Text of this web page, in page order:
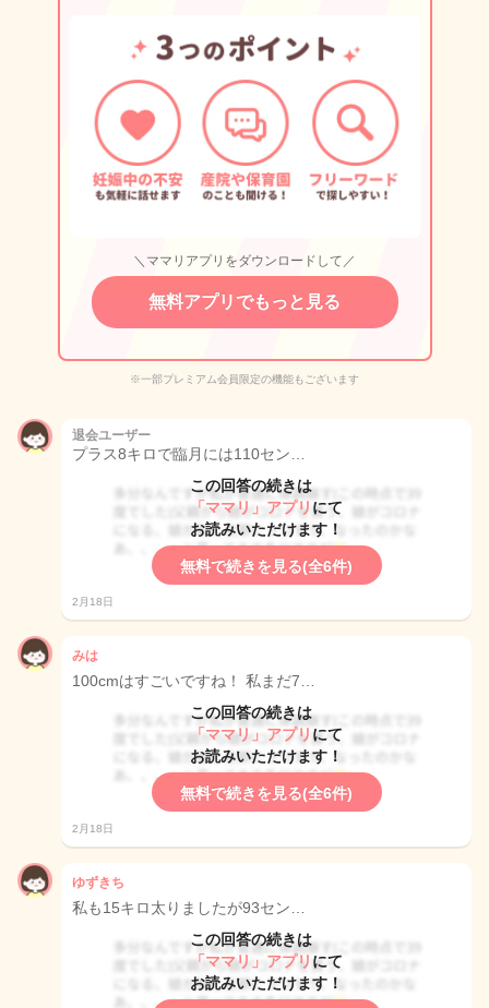
＼ママリアプリをダウンロードして／
無料アプリでもっと見る
※一部プレミアム会員限定の機能もございます
退会ユーザー
プラス8キロで臨月には110セン…
この回答の続きは
「ママリ」アプリ にて
お読みいただけます！
無料で続きを見る(全6件)
2月18日
みは
100cmはすごいですね！ 私まだ7…
この回答の続きは
「ママリ」アプリ にて
お読みいただけます！
無料で続きを見る(全6件)
2月18日
ゆずきち
私も15キロ太りましたが93セン…
この回答の続きは
「ママリ」アプリ にて
お読みいただけます！